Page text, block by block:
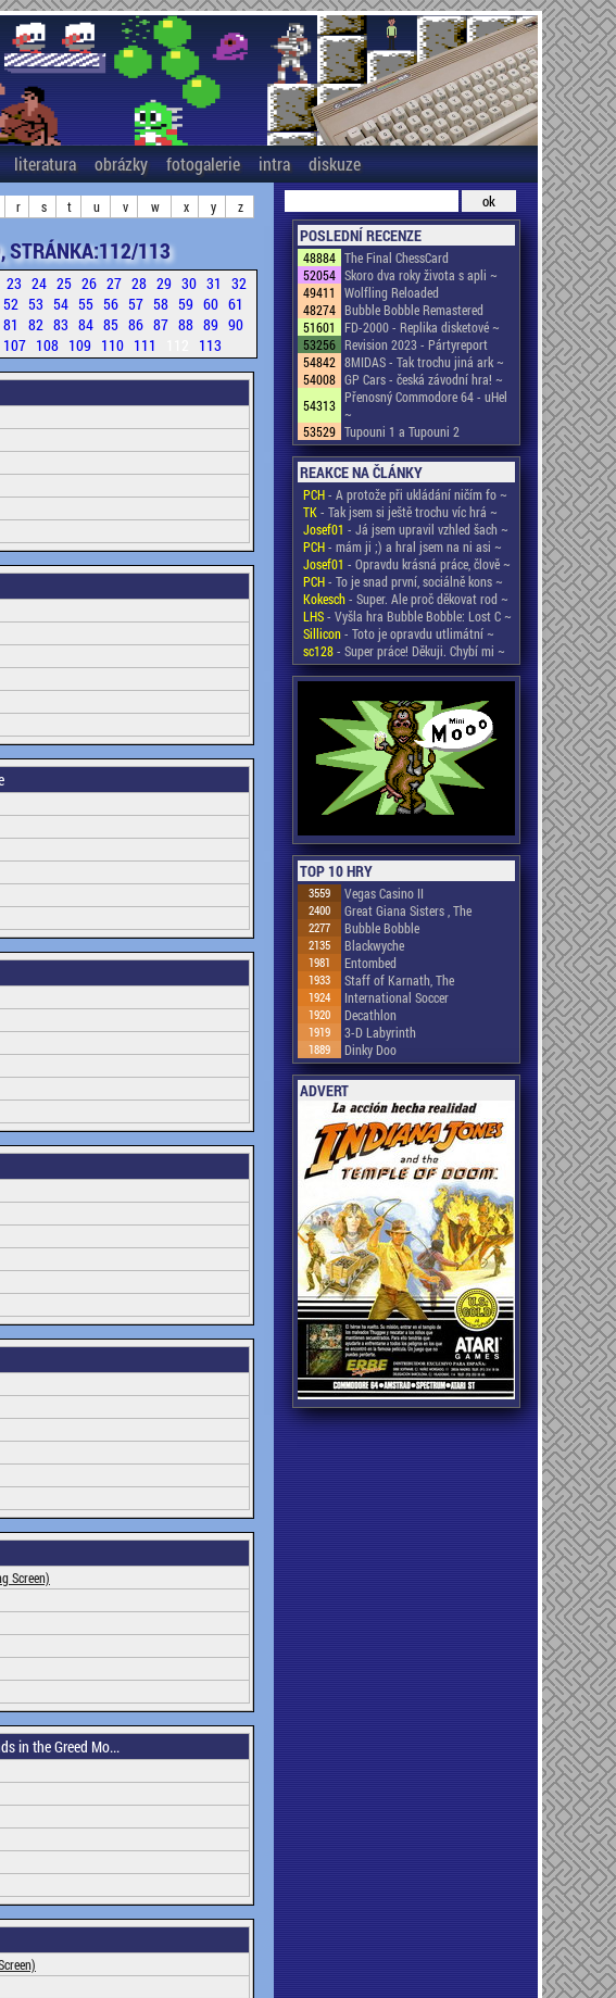
literatura obrázky fotogalerie intra diskuze
r s t u v w x y z
STRÁNKA:112/113
23 24 25 26 27 28 29 30 31 32
52 53 54 55 56 57 58 59 60 61
81 82 83 84 85 86 87 88 89 90
107 108 109 110 111 113
Screen)
in the Greed Mo...
POSLEDNÍ RECENZE
48884 The Final ChessCard
52054 Skoro dva roky života s apli ~
49411
Wolfling Reloaded
48274 Bubble Bobble Remastered
51601
FD-2000 - Replika disketové ~
53256 Revision 2023 - Pártyreport
54842 8MIDAS - Tak trochu jiná ark ~
54008 GP Cars - česká závodní hra! ~
54313 Přenosný Commodore 64 - uHel
~
53529 Tupouni 1 a Tupouni 2
REAKCE NA ČLÁNKY
PCH- A protože při ukládání ničím fo ~
TK- Tak jsem si ještě trochu víc hrá ~
Josef01 - Já jsem upravil vzhled šach ~
PCH- mám ji ;) a hral jsem na ni asi ~
Josef01 - Opravdu krásná práce, člově ~
PCH- To je snad první, sociálně kons ~
Kokesch- Super. Ale proč děkovat rod ~
LHS- Vyšla hra Bubble Bobble: Lost C ~
Sillicon- Toto je opravdu utlimátní ~
sc128- Super práce! Děkuji. Chybí mi ~
TOP 10 HRY
3559 Vegas Casino II
2400 Great Giana Sisters , The
2277 Bubble Bobble
2135 Blackwyche
1981 Entombed
1933 Staff of Karnath, The
1924 International Soccer
1920 Decathlon
1919 3-D Labyrinth
1889 Dinky Doo
ADVERT